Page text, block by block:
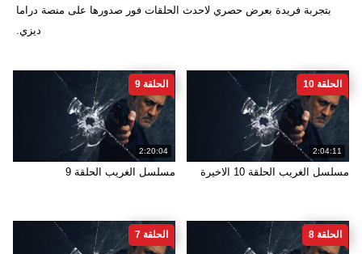
بتجربة فريدة بعرض حصري لاحدث الحلقات فور صدورها على منصة دراما
ديزي.
2:04:11
الحلقة 10
مسلسل الغريب الحلقة 10 الاخيرة
2:20:04
الحلقة 9
مسلسل الغريب الحلقة 9
الحلقة 8 الحلقة 7